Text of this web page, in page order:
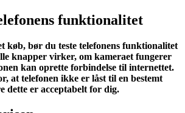
funktionalitet
køb, bør du teste telefonens funktionalitet
knapper virker, om kameraet fungerer
kan oprette forbindelse til internettet.
at telefonen ikke er låst til en bestemt
dette er acceptabelt for dig.